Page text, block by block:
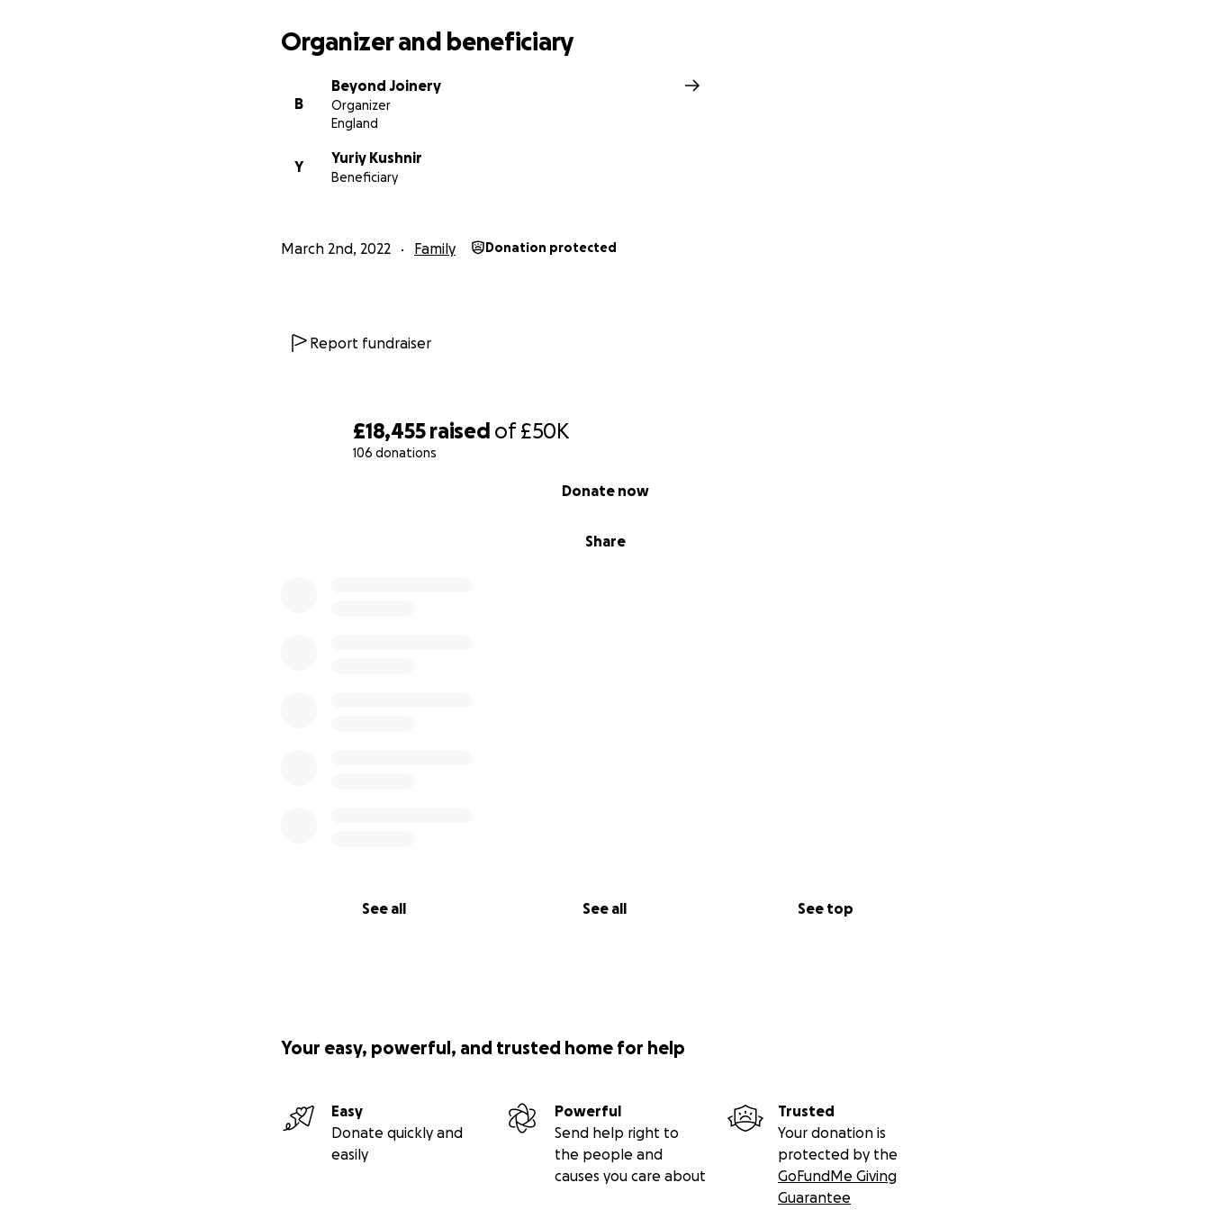
£18,455 raised of£50K
106 donations
Share
Donate now
See all See all See top
Organizer and beneficiary
B
Beyond Joinery
Organizer
England
Y
Yuriy Kushnir
Beneficiary
March 2nd, 2022 Family Donation protected
Report fundraiser
Your easy, powerful, and trusted home for help
Easy
Donate quickly and
easily
Powerful
Send help right to
the people and
causes you care about
Trusted
Your donation is
protected by the
GoFundMe Giving
Guarantee